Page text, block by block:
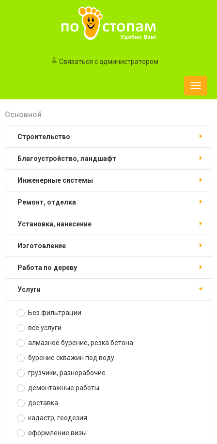
Связаться с администратором
Toggle
Основной
строительство
благоустройство, ландшафт
инженерные системы
ремонт, отделка
установка, нанесение
изготовление
работа по дереву
услуги
Без фильтрации
все услуги
алмазное бурение, резка бетона
бурение скважин под воду
грузчики, разнорабочие
демонтажные работы
доставка
кадастр, геодезия
оформление визы